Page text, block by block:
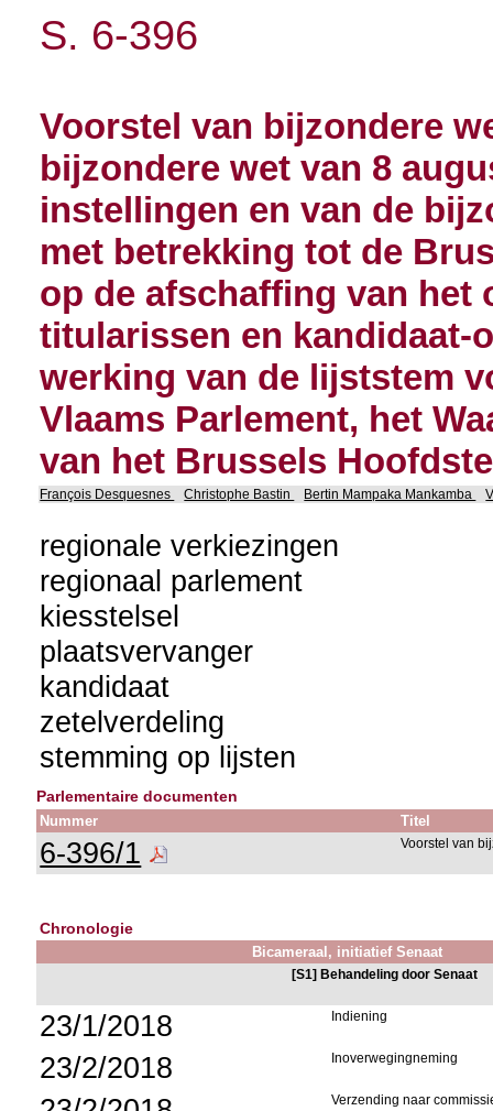
S. 6-396
Voorstel van bijzondere
bijzondere wet van 8
instellingen en van de
met betrekking tot de
op de afschaffing van het
titularissen en kandidaat-
werking van de lijststem
Vlaams Parlement, het
van het Brussels
François Desquesnes Christophe Bastin Bertin Mampaka Mankamba
regionale verkiezingen
regionaal parlement
kiesstelsel
plaatsvervanger
kandidaat
zetelverdeling
stemming op lijsten
Parlementaire documenten
Nummer Titel
6-396/1 Voorstel van
Chronologie
Bicameraal, initiatief Senaat
[S1] Behandeling door Senaat
23/1/2018 Indiening
23/2/2018 Inoverwegingneming
Verzending naar